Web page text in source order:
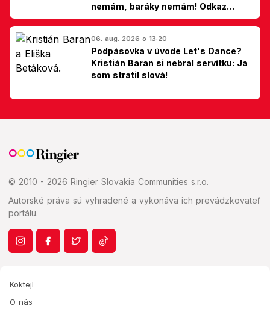
nemám, baráky nemám! Odkaz
Slovákom
06. aug. 2026 o 13:20
Podpásovka v úvode Let's Dance?
Kristián Baran si nebral servítku: Ja
som stratil slová!
© 2010 - 2026 Ringier Slovakia Communities s.r.o.
Autorské práva sú vyhradené a vykonáva ich prevádzkovateľ
portálu.
Koktejl
O nás